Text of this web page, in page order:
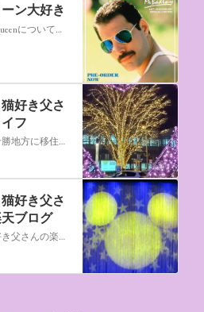
ン大好き
イギリスのロックバンドQueenについての情報をアップします。
好き父さ
フ
猫好き父さんが北海道の十勝地方に移住しました。なれない北海道の暮らしについてお伝えします。
好き父さ
ブログ
「ディズニー大好き！猫好き父さんの楽天ブログ」にようこそ！ いろんなブログサービスが廃止になるなか満を持して楽天ブログをはじめようと思います。 よろしくお願いいたします。